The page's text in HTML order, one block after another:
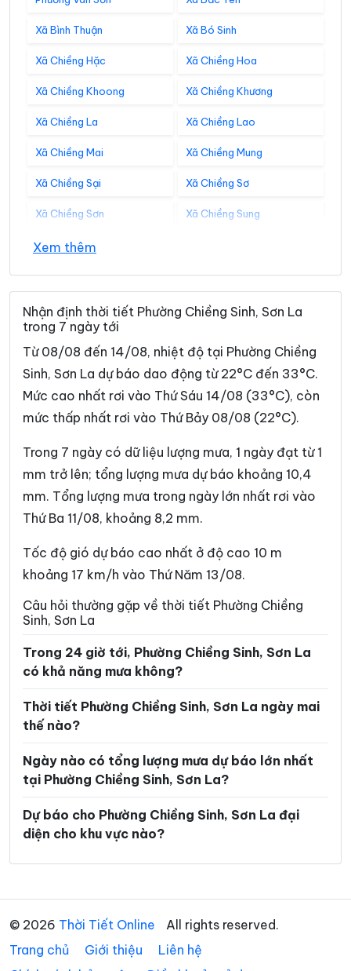
Xã Bình Thuận Xã Bó Sinh
Xã Chiềng Hặc Xã Chiềng Hoa
Xã Chiềng Khoong Xã Chiềng Khương
Xã Chiềng La Xã Chiềng Lao
Xã Chiềng Mai Xã Chiềng Mung
Xã Chiềng Sại Xã Chiềng Sơ
Xã Chiềng Sơn Xã Chiềng Sung
Xã Co Mạ
Xã Gia Phù Xã Huổi Một
Xã Kim Bon Xã Long Hẹ
Xã Lóng Phiêng
Xã Mai Sơn Xã Muổi Nọi
Xã Mường Bám Xã Mường Bang
Xã Mường Bú Xã Mường Chanh
Xã Mường Chiên Xã Mường Cơi
Xã Mường É Xã Mường Giôn
Xã Mường Hung Xã Mường Khiêng
Xã Mường La Xã Mường Lầm
Xã Mường Lạn Xã Mường Lèo
Xã Mường Sại Xã Nậm Lầu
Xã Ngọc Chiến
Xã Pắc Ngà
Xã Phiêng Khoài Xã Phiêng Pằn
Xã Phù Yên
Xã Quỳnh Nhai Xã Song Khủa
Xã Sông Mã Xã Sốp Cộp
Xã Suối Tọ Xã Tà Hộc
Xã Thuận Châu Xã Tô Múa
Xã Tường Hạ Xã Vân Hồ
Xem thêm
Nhận định thời tiết Phường Chiềng Sinh, Sơn La
trong 7 ngày tới
Từ 08/08 đến 14/08, nhiệt độ tại Phường Chiềng
Sinh, Sơn La dự báo dao động từ 22°C đến 33°C.
Mức cao nhất rơi vào Thứ Sáu 14/08 (33°C), còn
mức thấp nhất rơi vào Thứ Bảy 08/08 (22°C).
Trong 7 ngày có dữ liệu lượng mưa, 1 ngày đạt từ 1
mm trở lên; tổng lượng mưa dự báo khoảng 10,4
mm. Tổng lượng mưa trong ngày lớn nhất rơi vào
Thứ Ba 11/08, khoảng 8,2 mm.
Tốc độ gió dự báo cao nhất ở độ cao 10 m
khoảng 17 km/h vào Thứ Năm 13/08.
Câu hỏi thường gặp về thời tiết Phường Chiềng
Sinh, Sơn La
Trong 24 giờ tới, Phường Chiềng Sinh, Sơn La
có khả năng mưa không?
Thời tiết Phường Chiềng Sinh, Sơn La ngày mai
thế nào?
Ngày nào có tổng lượng mưa dự báo lớn nhất
tại Phường Chiềng Sinh, Sơn La?
Dự báo cho Phường Chiềng Sinh, Sơn La đại
diện cho khu vực nào?
© 2026 Thời Tiết Online
All rights reserved.
Trang chủ
Giới thiệu
Liên hệ